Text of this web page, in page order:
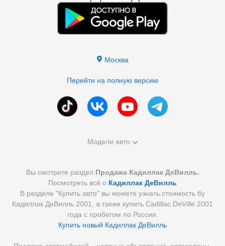
Москва
Перейти на полную версию
Модели авто
Вы смотрите раздел Продажа Кадиллак ДеВилль.
Посмотреть всё о Кадиллак ДеВилль
В разделе "Купить авто" вы можете узнать стоимость бу
Кадиллак ДеВилль 2001, а также купить Cadillac DeVille 2001
года с пробегом по России.
Купить новый Кадиллак ДеВилль